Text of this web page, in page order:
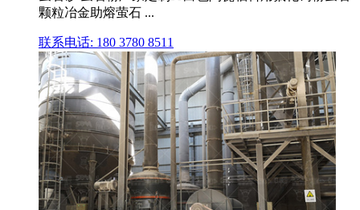
颗粒冶金助熔萤石 ...
联系电话: 180 3780 8511